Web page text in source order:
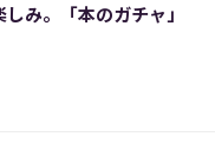
み。「本のガチャ」